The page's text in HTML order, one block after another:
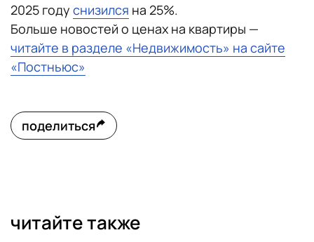
2025 году снизился на 25%.
Больше новостей о ценах на квартиры —
читайте в разделе «Недвижимость» на сайте
«Постньюс»
поделиться
читайте также